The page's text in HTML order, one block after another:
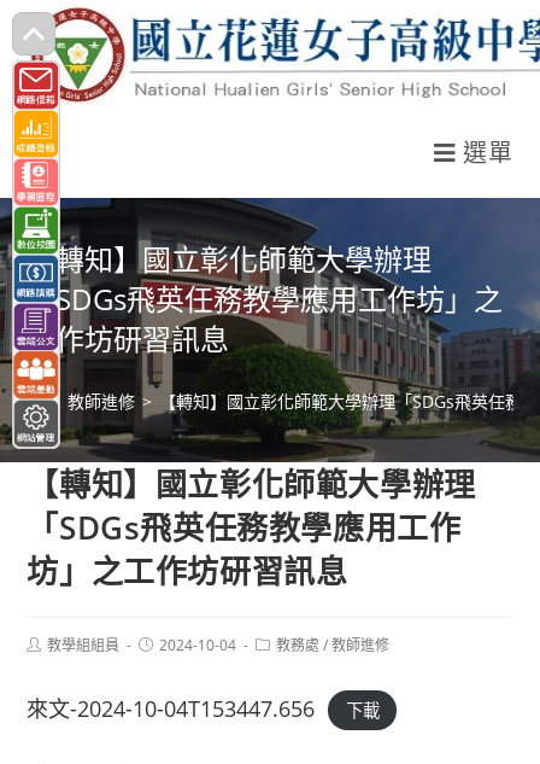
跳
轉
至
主
要
內
容
選單
【轉知】國立彰化師範大學辦理
「SDGs飛英任務教學應用工作坊」之
工作坊研習訊息
> 教師進修 > 【轉知】國立彰化師範大學辦理「SDGs飛英任務
【轉知】國立彰化師範大學辦理
「SDGs飛英任務教學應用工作
坊」之工作坊研習訊息
Post教學組組員
Post2024-10-04
Post教務處 / 教師進修
來文-2024-10-04T153447.656 下載